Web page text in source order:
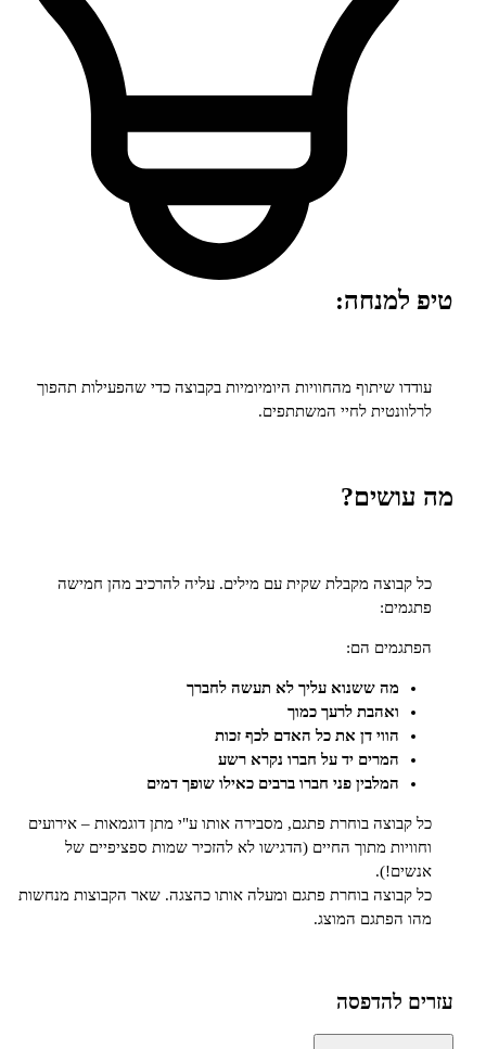
שיתוף מהחוויות היומיומיות בקבוצה כדי שהפעילות תהפוך
לחיי המשתתפים.
מקבלת שקית עם מילים. עליה להרכיב מהן חמישה
הם:
מה ששנוא עליך לא תעשה לחברך
ואהבת לרעך כמוך
הווי דן את כל האדם לכף זכות
המרים יד על חברו נקרא רשע
המלבין פני חברו ברבים כאילו שופך דמים
בוחרת פתגם, מסבירה אותו ע"י מתן דוגמאות – אירועים
מתוך החיים (הדגישו לא להזכיר שמות ספציפיים של
בוחרת פתגם ומעלה אותו כהצגה. שאר הקבוצות מנחשות
הפתגם המוצג.
להדפסה